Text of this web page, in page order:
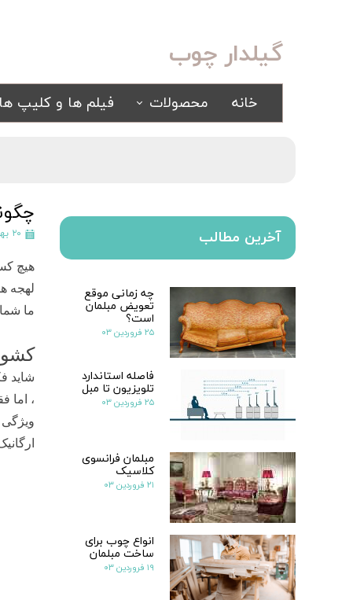
گیلدار چوب
خانه
محصولات
سرویس خواب آینه ای
سرویس خواب سفید
سیسمونی کمد و بوفه
فیلم ها و کلیپ ها
۲۰ بهمن ۱۳۹۹
هیچ
لهجه
ما
شاید
، اما
آخرین مطالب
چه زمانی موقع
تعویض مبلمان
است؟
۲۵ فروردین ۰۳
فاصله استاندارد
تلویزیون تا مبل
۲۵ فروردین ۰۳
مبلمان فرانسوی
کلاسیک
۲۱ فروردین ۰۳
انواع چوب برای
ساخت مبلمان
۱۹ فروردین ۰۳